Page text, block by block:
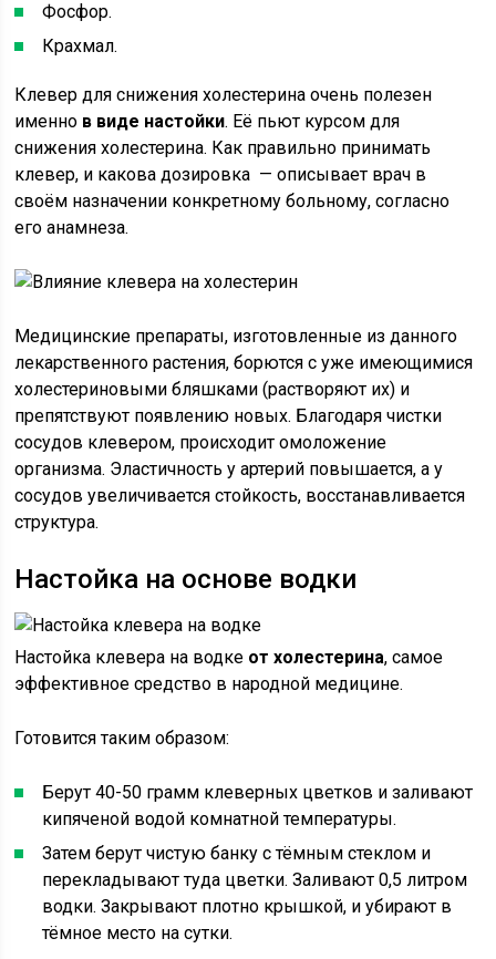
Фосфор.
Крахмал.
Клевер для снижения холестерина очень полезен
именно в виде настойки. Её пьют курсом для
снижения холестерина. Как правильно принимать
клевер, и какова дозировка — описывает врач в
своём назначении конкретному больному, согласно
его анамнеза.
Медицинские препараты, изготовленные из данного
лекарственного растения, борются с уже имеющимися
холестериновыми бляшками (растворяют их) и
препятствуют появлению новых. Благодаря чистки
сосудов клевером, происходит омоложение
организма. Эластичность у артерий повышается, а у
сосудов увеличивается стойкость, восстанавливается
структура.
Настойка на основе водки
Настойка клевера на водке от холестерина, самое
эффективное средство в народной медицине.
Готовится таким образом:
Берут 40-50 грамм клеверных цветков и заливают
кипяченой водой комнатной температуры.
Затем берут чистую банку с тёмным стеклом и
перекладывают туда цветки. Заливают 0,5 литром
водки. Закрывают плотно крышкой, и убирают в
тёмное место на сутки.